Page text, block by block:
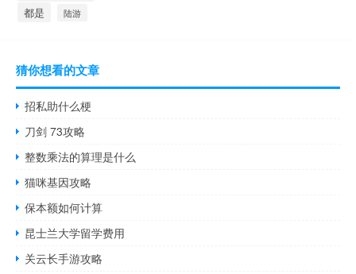
都是 陆游
猜你想看的文章
招私助什么梗
刀剑 73攻略
整数乘法的算理是什么
猫咪基因攻略
保本额如何计算
昆士兰大学留学费用
关云长手游攻略